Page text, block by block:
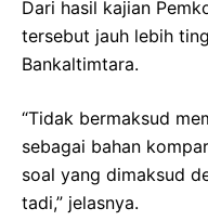
Dari hasil kajian
tersebut jauh lebih
Bankaltimtara.
“Tidak bermaksud
sebagai bahan
soal yang dimaksud
tadi,” jelasnya.